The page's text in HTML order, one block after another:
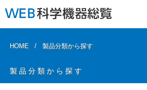
HOME 製品分類から探す
製品分類から探す